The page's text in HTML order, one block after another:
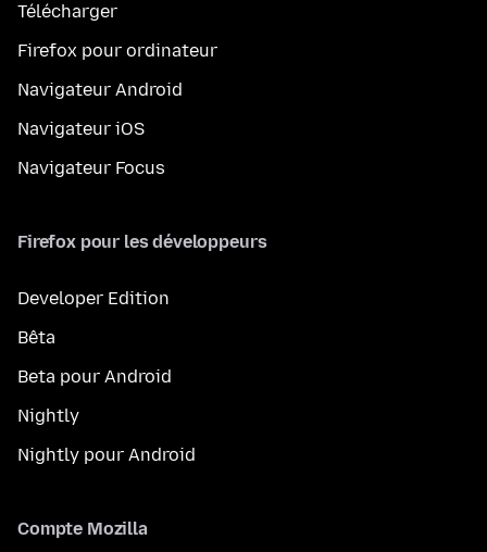
Télécharger
Firefox pour ordinateur
Navigateur Android
Navigateur iOS
Navigateur Focus
Firefox pour les développeurs
Developer Edition
Bêta
Beta pour Android
Nightly
Nightly pour Android
Compte Mozilla